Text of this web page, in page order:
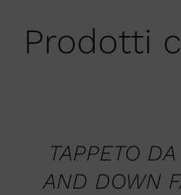
Prodotti
TAPPETO
AND DOWN